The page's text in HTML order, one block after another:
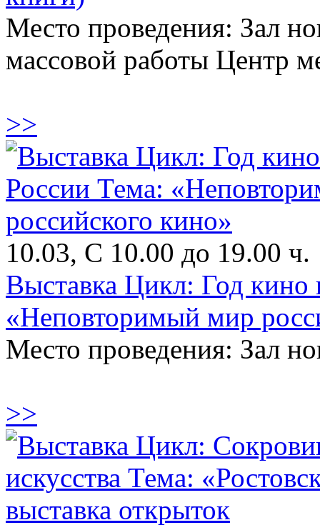
Место проведения: Зал
массовой работы Центр
>>
10.03, С 10.00 до 19.00 ч.
Выставка Цикл: Год кино
«Неповторимый мир
Место проведения: Зал
>>